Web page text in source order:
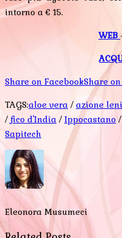
intorno a € 15.
WEB
Share on FacebookShare
TAGS:aloe vera / azione
/ fico d'India / Ippocastano /
Sapitech
Eleonora Musumeci